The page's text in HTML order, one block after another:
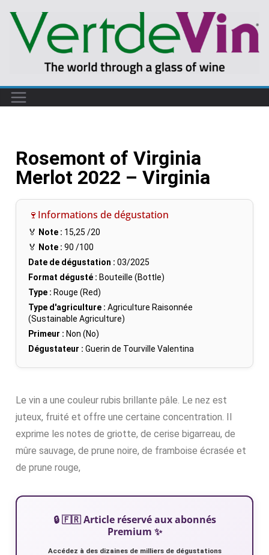
Rosemont of Virginia
Merlot 2022 – Virginia
🍷Informations de dégustation
🏅 Note : 15,25 /20
🏅 Note : 90 /100
Date de dégustation : 03/2025
Format dégusté : Bouteille (Bottle)
Type : Rouge (Red)
Type d'agriculture : Agriculture Raisonnée
(Sustainable Agriculture)
Primeur : Non (No)
Dégustateur : Guerin de Tourville Valentina
Le vin a une couleur rubis brillante pâle. Le nez est
juteux, fruité et offre une certaine concentration. Il
exprime les notes de griotte, de cerise bigarreau, de
mûre sauvage, de prune noire, de framboise écrasée et
de prune rouge,
🔒 🇫🇷 Article réservé aux abonnés
Premium ✨
Accédez à des dizaines de milliers de dégustations